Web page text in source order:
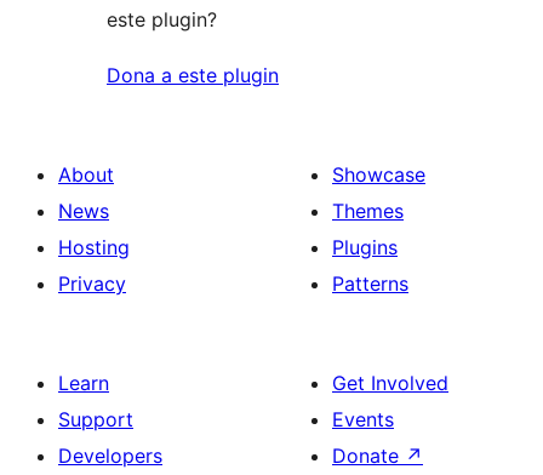
este plugin?
Dona a este plugin
About
News
Hosting
Privacy
Showcase
Themes
Plugins
Patterns
Learn
Support
Developers
Get Involved
Events
Donate ↗